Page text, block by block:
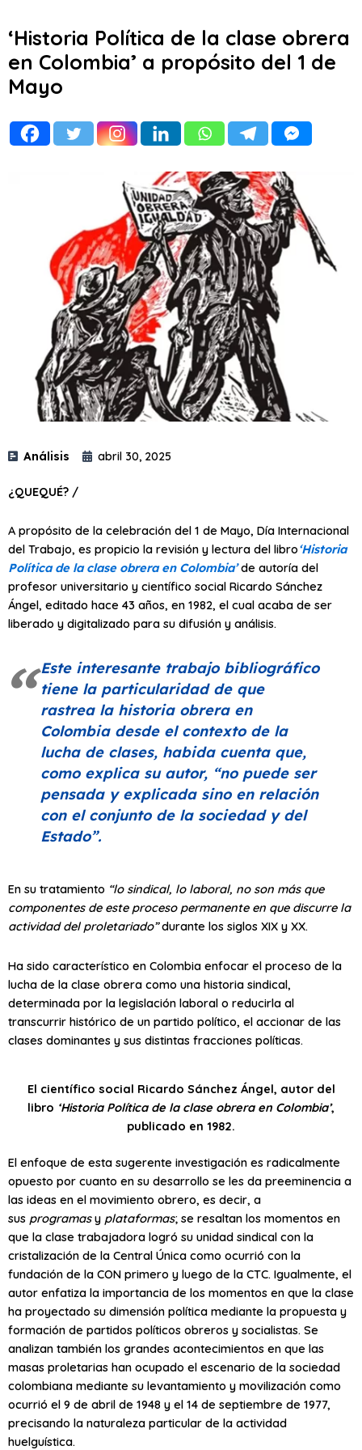
‘Historia Política de la clase obrera
en Colombia’ a propósito del 1 de
Mayo
Análisis abril 30, 2025
¿QUEQUÉ? /
A propósito de la celebración del 1 de Mayo, Día Internacional
del Trabajo, es propicio la revisión y lectura del libro‘Historia
Política de la clase obrera en Colombia’de autoría del
profesor universitario y científico social Ricardo Sánchez
Ángel, editado hace 43 años, en 1982, el cual acaba de ser
liberado y digitalizado para su difusión y análisis.
Este interesante trabajo bibliográfico
tiene la particularidad de que
rastrea la historia obrera en
Colombia desde el contexto de la
lucha de clases, habida cuenta que,
como explica su autor, “no puede ser
pensada y explicada sino en relación
con el conjunto de la sociedad y del
Estado”.
En su tratamiento “lo sindical, lo laboral, no son más que
componentes de este proceso permanente en que discurre la
actividad del proletariado”durante los siglos XIX y XX.
Ha sido característico en Colombia enfocar el proceso de la
lucha de la clase obrera como una historia sindical,
determinada por la legislación laboral o reducirla al
transcurrir histórico de un partido político, el accionar de las
clases dominantes y sus distintas fracciones políticas.
El científico social Ricardo Sánchez Ángel, autor del
libro ‘Historia Política de la clase obrera en Colombia’,
publicado en 1982.
El enfoque de esta sugerente investigación es radicalmente
opuesto por cuanto en su desarrollo se les da preeminencia a
las ideas en el movimiento obrero, es decir, a
sus programasy plataformas; se resaltan los momentos en
que la clase trabajadora logró su unidad sindical con la
cristalización de la Central Única como ocurrió con la
fundación de la CON primero y luego de la CTC. Igualmente, el
autor enfatiza la importancia de los momentos en que la clase
ha proyectado su dimensión política mediante la propuesta y
formación de partidos políticos obreros y socialistas. Se
analizan también los grandes acontecimientos en que las
masas proletarias han ocupado el escenario de la sociedad
colombiana mediante su levantamiento y movilización como
ocurrió el 9 de abril de 1948 y el 14 de septiembre de 1977,
precisando la naturaleza particular de la actividad
huelguística.